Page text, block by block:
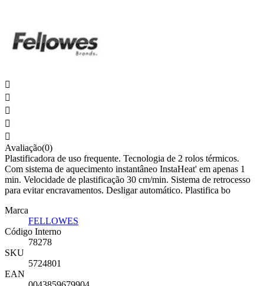





Avaliação(0)
Plastificadora de uso frequente. Tecnologia de 2 rolos térmicos.
Com sistema de aquecimento instantâneo InstaHeat' em apenas 1
min. Velocidade de plastificação 30 cm/min. Sistema de retrocesso
para evitar encravamentos. Desligar automático. Plastifica bo
Marca
FELLOWES
Código Interno
78278
SKU
5724801
EAN